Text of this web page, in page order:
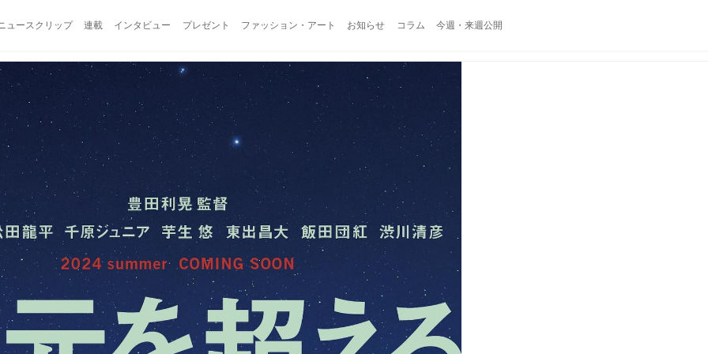
ュースクリップ 連載 インタビュー プレゼント ファッション・アート お知らせ コラム 今週・来週公開